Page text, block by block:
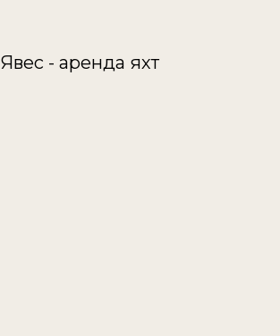
Явес - аренда яхт